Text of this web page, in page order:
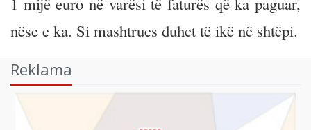
nëse e ka. Si mashtrues duhet të ikë në shtëpi.
Reklama